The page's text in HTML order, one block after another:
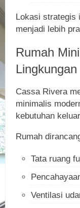
Lokasi strategis
menjadi lebih
Rumah
Cassa Rivera
minimalis
kebutuhan
Rumah
Tata ruang
Ventilasi